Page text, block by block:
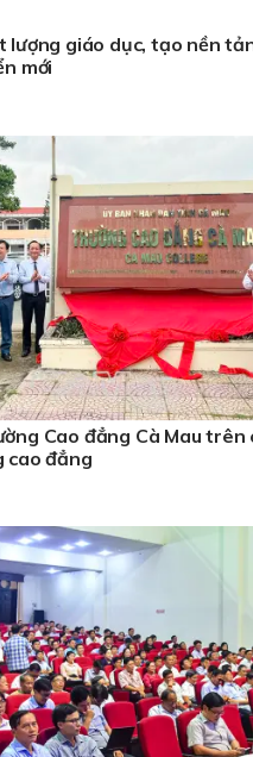
lượng giáo dục, tạo nền
mới
Cao đẳng Cà Mau trên
cao đẳng